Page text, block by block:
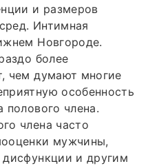
и размеров
Интимная
Новгороде.
более
чем думают многие
особенность
полового члена.
члена часто
мужчины,
дисфункции и другим